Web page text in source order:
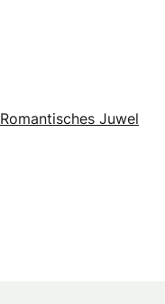
Romantisches Juwel